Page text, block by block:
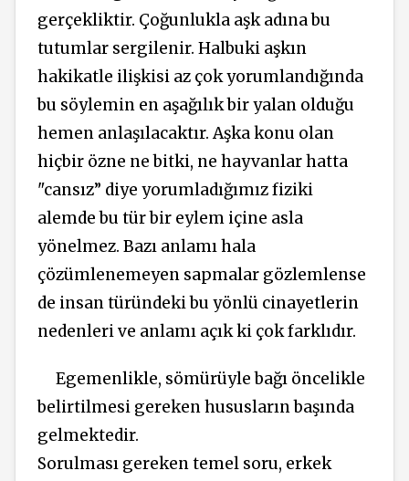
gerçekliktir. Çoğunlukla aşk adına bu
tutumlar sergilenir. Halbuki aşkın
hakikatle ilişkisi az çok yorumlandığında
bu söylemin en aşağılık bir yalan olduğu
hemen anlaşılacaktır. Aşka konu olan
hiçbir özne ne bitki, ne hayvanlar hatta
"cansız” diye yorumladığımız fiziki
alemde bu tür bir eylem içine asla
yönelmez. Bazı anlamı hala
çözümlenemeyen sapmalar gözlemlense
de insan türündeki bu yönlü cinayetlerin
nedenleri ve anlamı açık ki çok farklıdır.
Egemenlikle, sömürüyle bağı öncelikle
belirtilmesi gereken hususların başında
gelmektedir.
Sorulması gereken temel soru, erkek